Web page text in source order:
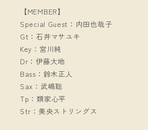
【MEMBER】
Special Guest：内田也哉子
Gt：石井マサユキ
Key：宮川純
Dr：伊藤大地
Bass：鈴木正人
Sax：武嶋聡
Tp：類家心平
Str：美央ストリングス